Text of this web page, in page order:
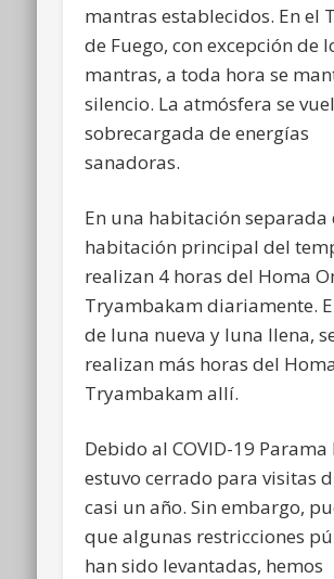
mantras establecidos. En el
de Fuego, con excepción de
mantras, a toda hora se
silencio. La atmósfera se
sobrecargada de energías
sanadoras.
En una habitación separada
habitación principal del
realizan 4 horas del Homa
Tryambakam diariamente.
de luna nueva y luna llena,
realizan más horas del
Tryambakam allí.
Debido al COVID-19 Parama
estuvo cerrado para visitas
casi un año. Sin embargo,
que algunas restricciones
han sido levantadas, hemos